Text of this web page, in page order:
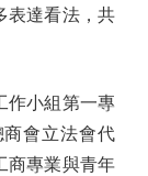
表達看法，共
小組第一專
會立法會代
商專業與青年